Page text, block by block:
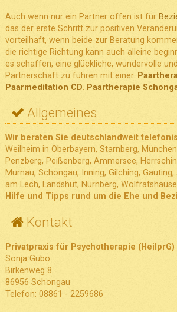
Auch wenn nur ein Partner offen ist für
das der erste Schritt zur positiven
vorteilhaft, wenn beide zur Beratung
die richtige Richtung kann auch alleine
es schaffen, eine glückliche, wundervolle
Partnerschaft zu führen mit einer.
Paarmeditation CD. Paartherapie
Allgemeines
Wir beraten Sie deutschlandweit
Weilheim in Oberbayern, Starnberg,
Penzberg, Peißenberg, Ammersee,
Murnau, Schongau, Inning, Gilching,
am Lech, Landshut, Nürnberg,
Hilfe und Tipps rund um die Ehe und
Kontakt
Privatpraxis für Psychotherapie (HeilprG)
Sonja Gubo
Birkenweg 8
86956 Schongau
Telefon: 08861 - 2259686